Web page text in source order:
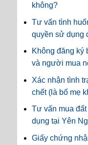
không?
Tư vấn tình
quyền sử dụng
Không đăng ký
và người mua
Xác nhận tình
chết (là bố mẹ
Tư vấn mua
dụng tại Yên
Giấy chứng